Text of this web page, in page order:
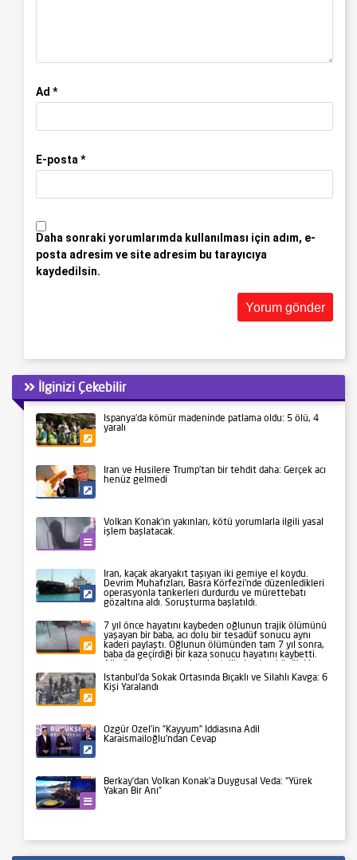
Ad *
E-posta*
Daha sonraki yorumlarımda kullanılması için adım, e-
posta adresim ve site adresim bu tarayıcıya
kaydedilsin.
İlginizi Çekebilir
İspanya’da kömür madeninde patlama oldu: 5 ölü, 4
yaralı
İran ve Husilere Trump’tan bir tehdit daha: Gerçek acı
henüz gelmedi
Volkan Konak’ın yakınları, kötü yorumlarla ilgili yasal
işlem başlatacak.
Siyaset
İran, kaçak akaryakıt taşıyan iki gemiye el koydu.
Devrim Muhafızları, Basra Körfezi’nde düzenledikleri
operasyonla tankerleri durdurdu ve mürettebatı
gözaltına aldı. Soruşturma başlatıldı.
Gündem
7 yıl önce hayatını kaybeden oğlunun trajik ölümünü
yaşayan bir baba, acı dolu bir tesadüf sonucu aynı
kaderi paylaştı. Oğlunun ölümünden tam 7 yıl sonra,
baba da geçirdiği bir kaza sonucu hayatını kaybetti.
Aile üyeleri ve yakınları, bu talihsiz olayı büyük bir
üzüntüyle karşıladı.
İstanbul’da Sokak Ortasında Bıçaklı ve Silahlı Kavga: 6
Kişi Yaralandı
Özgür Özel’in ”Kayyum” İddiasına Adil
Karaismailoğlu’ndan Cevap
Berkay’dan Volkan Konak’a Duygusal Veda: “Yürek
Yakan Bir Anı”